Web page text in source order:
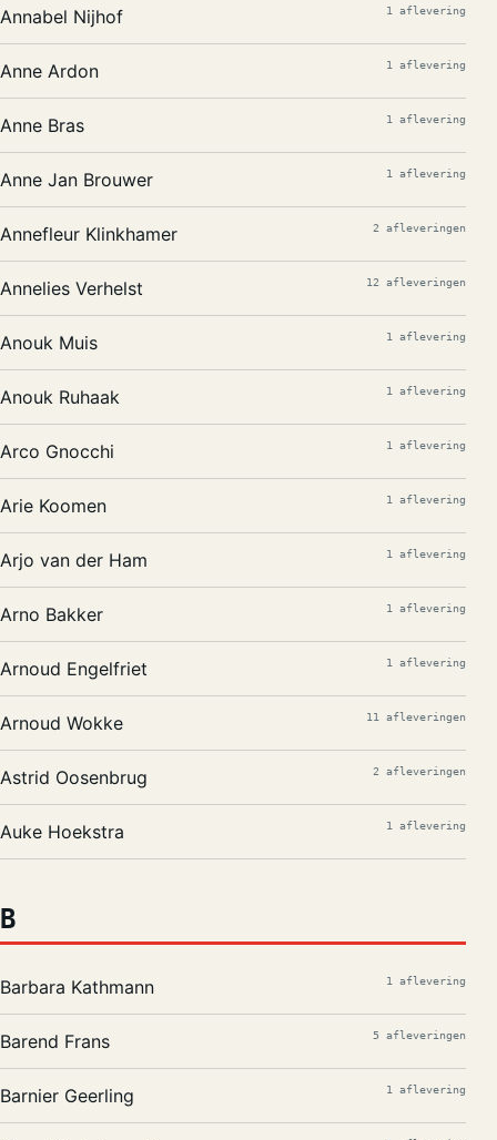
Annabel Nijhof 1 aflevering
Anne Ardon 1 aflevering
Anne Bras 1 aflevering
Anne Jan Brouwer 1 aflevering
Annefleur Klinkhamer 2 afleveringen
Annelies Verhelst 12 afleveringen
Anouk Muis 1 aflevering
Anouk Ruhaak 1 aflevering
Arco Gnocchi 1 aflevering
Arie Koomen 1 aflevering
Arjo van der Ham 1 aflevering
Arno Bakker 1 aflevering
Arnoud Engelfriet 1 aflevering
Arnoud Wokke 11 afleveringen
Astrid Oosenbrug 2 afleveringen
Auke Hoekstra 1 aflevering
B
Barbara Kathmann 1 aflevering
Barend Frans 5 afleveringen
Barnier Geerling 1 aflevering